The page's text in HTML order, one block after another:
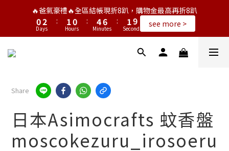
🔥爸氣豪禮🔥全區結帳現折8趴，購物金最高再折8趴
1
0
3
2
1
Days
:
2
1
0
1
0
Hours
:
5
4
3
7
6
5
0
Minutes
:
2
1
0
9
8
7
5
0
Seconds see more >
Share
日本Asimocrafts 蚊香盤
moscokezuru_irosoeru